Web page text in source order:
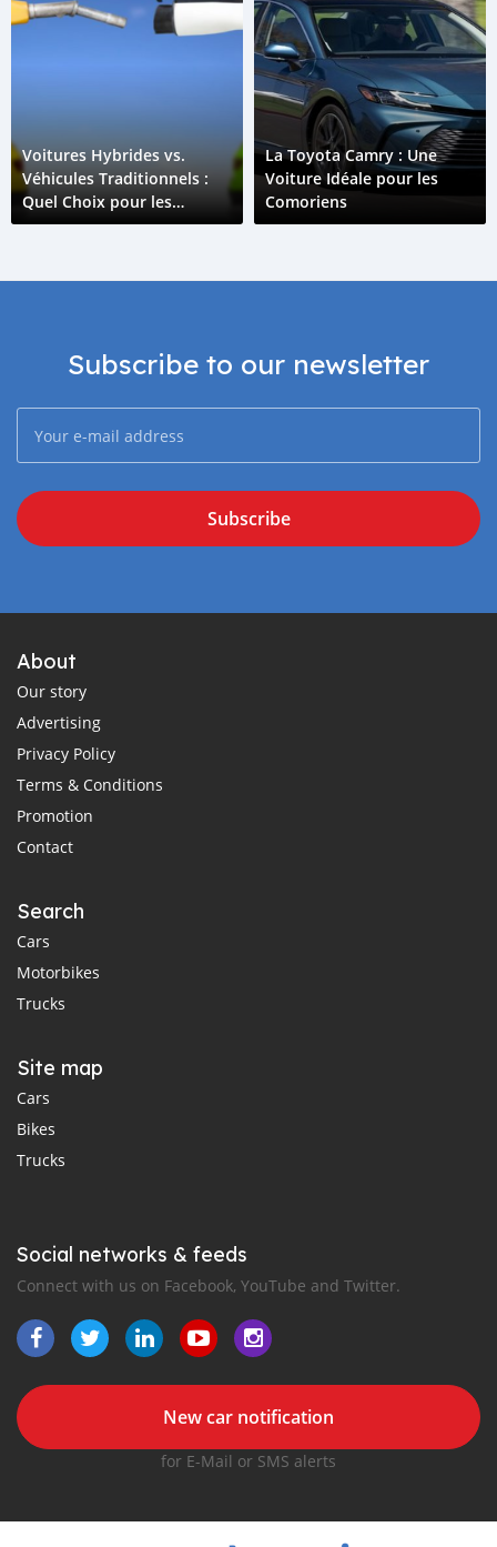
Voitures Hybrides vs.
Véhicules Traditionnels :
Quel Choix pour les
Comores ?
La Toyota Camry : Une
Voiture Idéale pour les
Comoriens
Subscribe to our newsletter
Subscribe
About
Our story
Advertising
Privacy Policy
Terms & Conditions
Promotion
Contact
Search
Cars
Motorbikes
Trucks
Site map
Cars
Bikes
Trucks
Social networks & feeds
Connect with us on Facebook, YouTube and Twitter.
New car notification
for E-Mail or SMS alerts